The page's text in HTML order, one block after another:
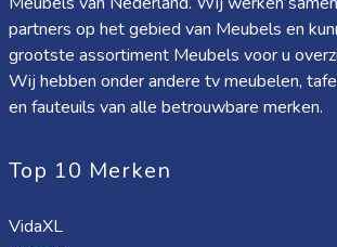
partners op het gebied van Meubels en
grootste assortiment Meubels voor u
Wij hebben onder andere tv meubelen,
en fauteuils van alle betrouwbare merken.
Top 10 Merken
VidaXL